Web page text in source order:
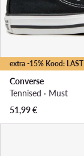
extra -15% Kood: LAST
Converse
Tennised · Must
51,99€